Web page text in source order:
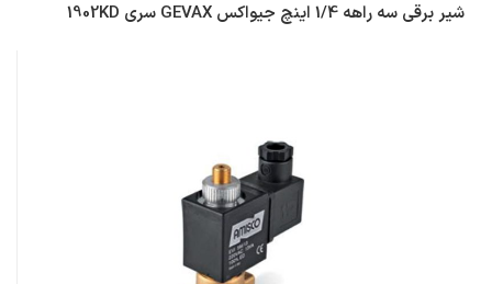
شیر برقی سه راهه 1/4 اینچ جیواکس GEVAX سری 1902KD